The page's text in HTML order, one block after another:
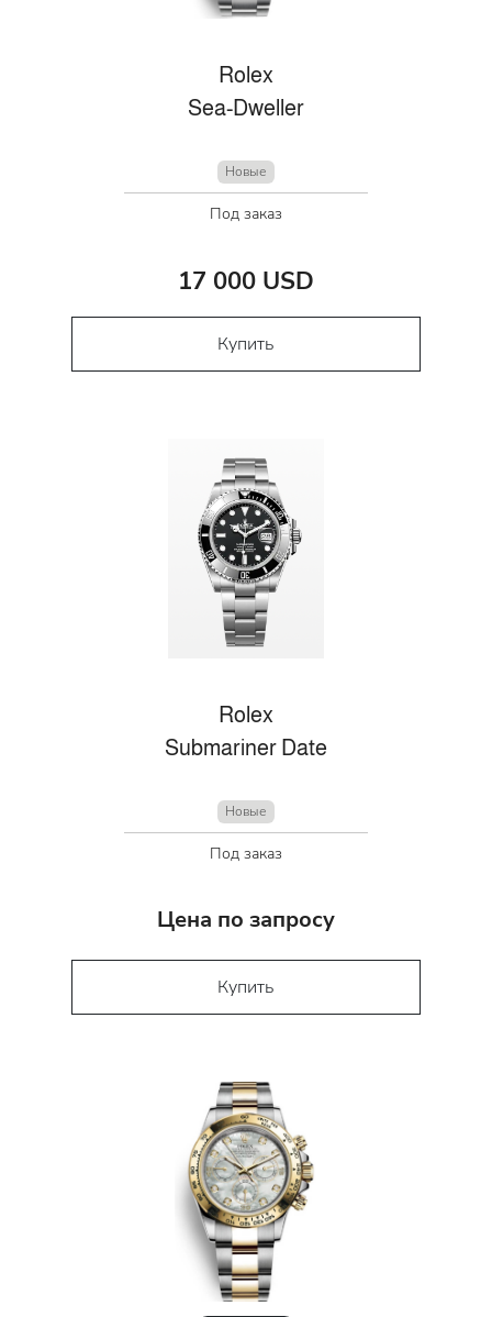
Rolex
Sea-Dweller
Новые
Под заказ
17 000 USD
Купить
Rolex
Submariner Date
Новые
Под заказ
Цена по запросу
Купить